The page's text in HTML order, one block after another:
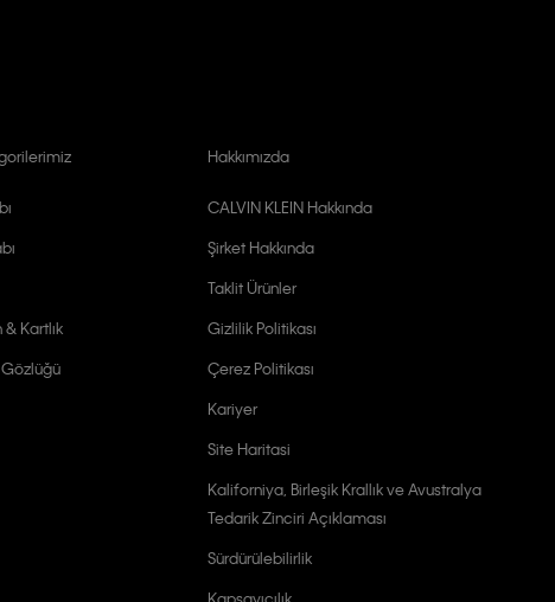
Kartlık
Gözlüğü
Hakkımızda
CALVIN KLEIN Hakkında
Şirket Hakkında
Taklit Ürünler
Gizlilik Politikası
Çerez Politikası
Kariyer
Site Haritasi
Kaliforniya, Birleşik Krallık ve Avustralya
Tedarik Zinciri Açıklaması
Sürdürülebilirlik